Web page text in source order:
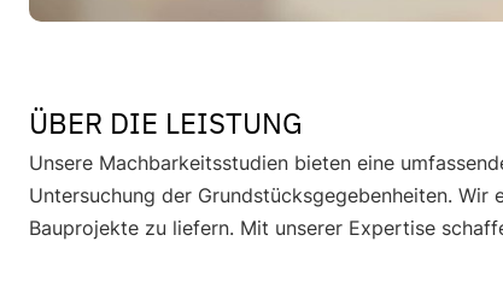
ÜBER DIE LEISTUNG
Unsere Machbarkeitsstudien bieten eine
Untersuchung der Grundstücksgegebenheiten.
Bauprojekte zu liefern. Mit unserer Expertise